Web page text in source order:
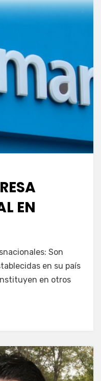
EN
Son
en su país
en otros